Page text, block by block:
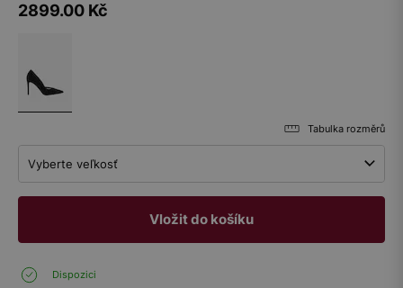
2899.00 Kč
Tabulka rozměrů
Vyberte veľkosť
Vložit do košíku
Dispozici